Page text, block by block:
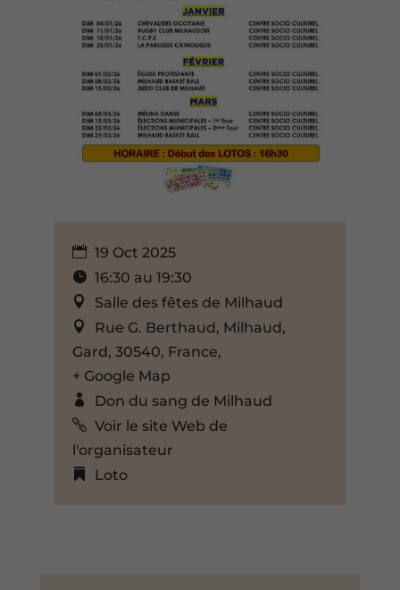
19 Oct 2025
16:30 au 19:30
Salle des fêtes de Milhaud
Rue G. Berthaud, Milhaud,
Gard, 30540, France,
+ Google Map
Don du sang de Milhaud
Voir le site Web de
l'organisateur
Loto